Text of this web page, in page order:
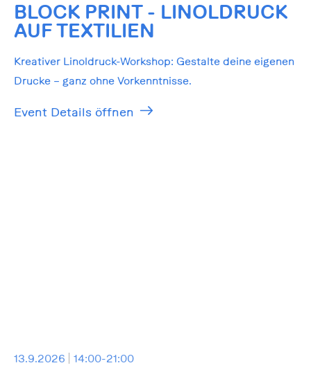
BLOCK PRINT - LINOLDRUCK
AUF TEXTILIEN
Kreativer Linoldruck-Workshop: Gestalte deine eigenen
Drucke – ganz ohne Vorkenntnisse.
Event Details öffnen
13.9.2026 14:00-21:00